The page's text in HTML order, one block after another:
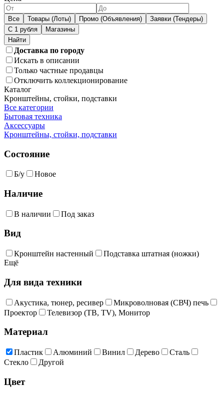
Все Товары (Лоты) Промо (Объявления)
Заявки (Тендеры)
С 1 рубля
Магазины
Доставка по городу
Искать в описании
Только частные продавцы
Отключить коллекционирование
Каталог
Кронштейны, стойки, подставки
Все категории
Бытовая техника
Аксессуары
Кронштейны, стойки, подставки
Состояние
Б/у Новое
Наличие
В наличии Под заказ
Вид
Кронштейн настенный
Подставка штатная (ножки)
Ещё
Для вида техники
Акустика, тюнер, ресивер
Микроволновая (СВЧ) печь
Проектор
Телевизор (ТВ, TV), Монитор
Материал
Пластик Алюминий Винил Дерево
Сталь
Стекло
Другой
Цвет